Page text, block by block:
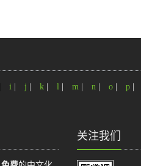
i j k l m n o p
关注我们